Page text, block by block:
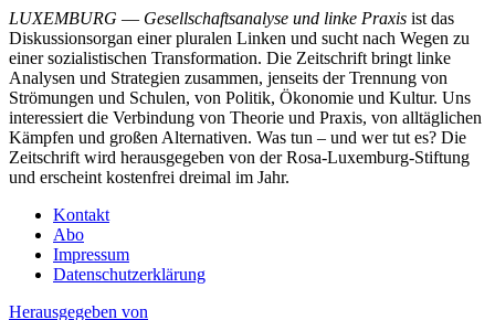
LUXEMBURG — Gesellschaftsanalyse und linke Praxis ist das
Diskussionsorgan einer pluralen Linken und sucht nach Wegen zu
einer sozialistischen Transformation. Die Zeitschrift bringt linke
Analysen und Strategien zusammen, jenseits der Trennung von
Strömungen und Schulen, von Politik, Ökonomie und Kultur. Uns
interessiert die Verbindung von Theorie und Praxis, von alltäglichen
Kämpfen und großen Alternativen. Was tun – und wer tut es? Die
Zeitschrift wird herausgegeben von der Rosa-Luxemburg-Stiftung
und erscheint kostenfrei dreimal im Jahr.
Kontakt
Abo
Impressum
Datenschutzerklärung
Herausgegeben von